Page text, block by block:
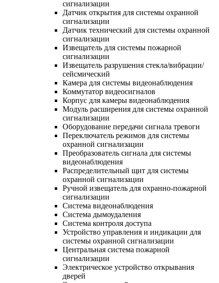
сигнализации
Датчик открытия для системы охранной
сигнализации
Датчик технический для системы охранной
сигнализации
Извещатель для системы пожарной
сигнализации
Извещатель разрушения стекла/вибрации/
сейсмический
Камера для системы видеонаблюдения
Коммутатор видеосигналов
Корпус для камеры видеонаблюдения
Модуль расширения для системы охранной
сигнализации
Оборудование передачи сигнала тревоги
Переключатель режимов для системы
охранной сигнализации
Преобразователь сигнала для системы
видеонаблюдения
Распределительный щит для системы
охранной сигнализации
Ручной извещатель для охранно-пожарной
сигнализации
Система видеонаблюдения
Система дымоудаления
Система контроля доступа
Устройство управления и индикации для
системы охранной сигнализации
Центральная система пожарной
сигнализации
Электрическое устройство открывания
дверей